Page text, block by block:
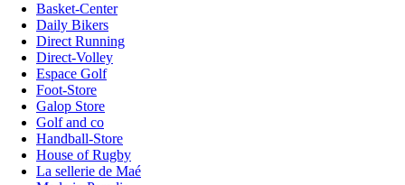
Basket-Center
Daily Bikers
Direct Running
Direct-Volley
Espace Golf
Foot-Store
Galop Store
Golf and co
Handball-Store
House of Rugby
La sellerie de Maé